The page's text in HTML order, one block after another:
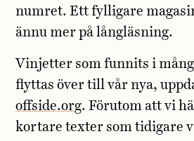
numret. Ett fylligare
ännu mer på långläsning.
Vinjetter som funnits i
flyttas över till vår nya,
offside.org. Förutom att vi
kortare texter som tidigare